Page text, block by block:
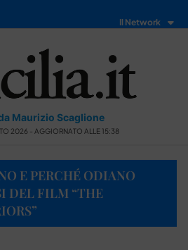
Il Network
Maurizio Scaglione
2026 - AGGIORNATO ALLE 15:38
E PERCHÉ ODIANO
DEL FILM “THE